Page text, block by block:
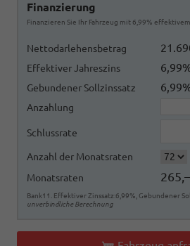
Finanzierung
Finanzieren Sie Ihr Fahrzeug mit 6,99%
Nettodarlehensbetrag
Effektiver Jahreszins
Gebundener Sollzinssatz
Anzahlung
Schlussrate
Anzahl der Monatsraten
Monatsraten
Bank11. Effektiver Zinssatz:6,99%, Gebundener
unverbindliche Berechnung